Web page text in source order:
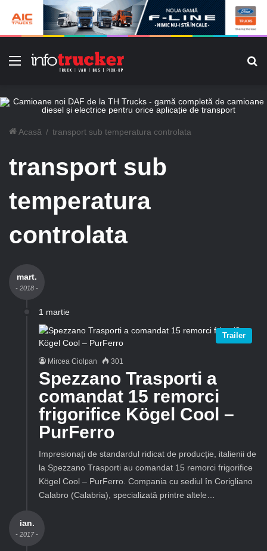
Meniu
Acasă / transport sub temperatura controlata
transport sub
temperatura
controlata
mart.
- 2018 -
1 martie
Trailer
Mircea Ciolpan 301
Spezzano Trasporti a
comandat 15 remorci
frigorifice Kögel Cool –
PurFerro
Impresionați de standardul ridicat de producție, italienii de
la Spezzano Trasporti au comandat 15 remorci frigorifice
Kögel Cool – PurFerro. Compania cu sediul în Corigliano
Calabro (Calabria), specializată printre altele…
ian.
- 2017 -